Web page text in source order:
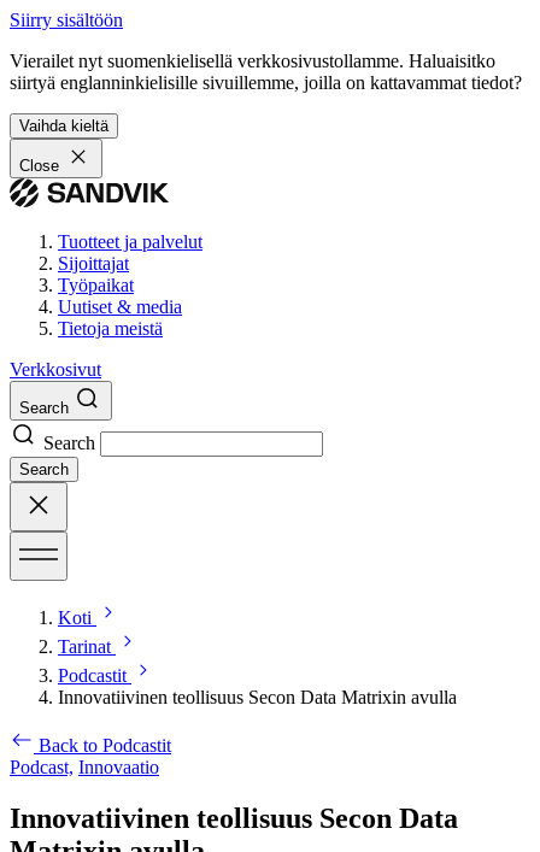
Siirry sisältöön
Vierailet nyt suomenkielisellä verkkosivustollamme. Haluaisitko
siirtyä englanninkielisille sivuillemme, joilla on kattavammat tiedot?
Vaihda kieltä
Close
Tuotteet ja palvelut
Sijoittajat
Työpaikat
Uutiset & media
Tietoja meistä
Verkkosivut
Search
Search
Search
Koti
Tarinat
Podcastit
Innovatiivinen teollisuus Secon Data Matrixin avulla
Back to Podcastit
Podcast, Innovaatio
Innovatiivinen teollisuus Secon Data